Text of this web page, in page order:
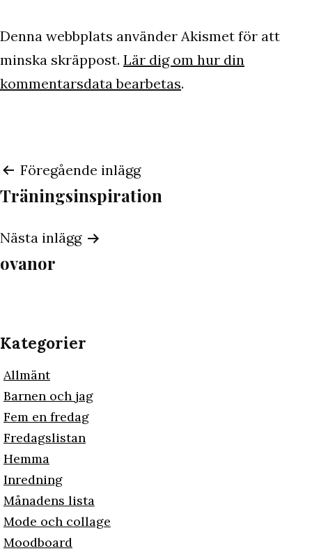
Denna webbplats använder Akismet för att
minska skräppost. Lär dig om hur din
kommentarsdata bearbetas.
Inläggsnavigering
Föregående inlägg
Träningsinspiration
Nästa inlägg
ovanor
Kategorier
Allmänt
Barnen och jag
Fem en fredag
Fredagslistan
Hemma
Inredning
Månadens lista
Mode och collage
Moodboard